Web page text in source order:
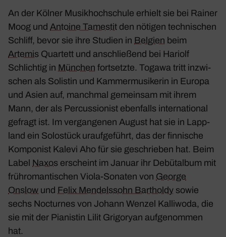
An der Kölner Musik­hoch­schule erhielt sie bei Rainer
Moog und Antoine Tamestit den nötigen tech­ni­schen
Schliff, bevor sie ihre Studien in Belgien beim
Artemis Quar­tett und anschlie­ßend bei Hariolf
Schlichtig in München fort­setzte. Togawa tritt inzwi­
schen als Solistin und Kammer­mu­si­kerin in Europa
und Asien auf, manchmal gemeinsam mit ihrem
Mann, der als Percus­sio­nist eben­falls inter­na­tional
gefragt ist. Im vergan­genen August hat sie in Lapp­
land ein Solo­stück urauf­ge­führt, das der finni­sche
Kompo­nist Kalevi Aho für sie geschrieben hat. Beim
Label Naxos erscheint im Januar ihr Debüt­album mit
früh­ro­man­ti­schen Viola-Sonaten von George
Onslow und Felix Mendels­sohn Bartholdy sowie
sechs Nocturnes von Johann Wenzel Kalli­woda, die
sie mit der Pianistin Lilit Grigoryan aufge­nommen
hat.